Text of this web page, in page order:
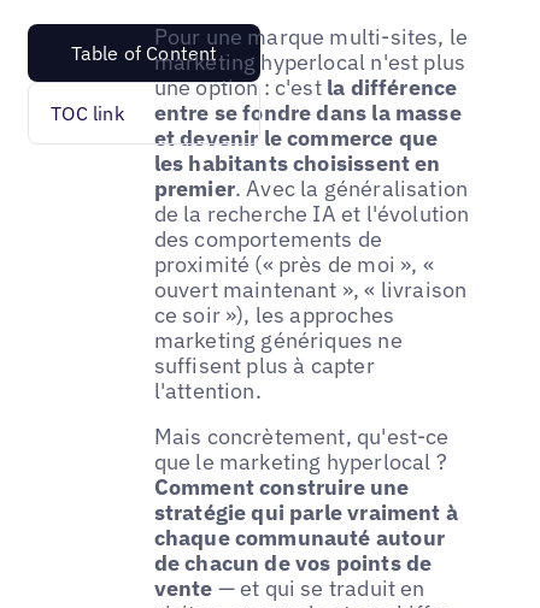
Table of Content
TOC link
Pour une marque multi-sites, le
marketing hyperlocal n'est plus
une option : c'est la différence
entre se fondre dans la masse
et devenir le commerce que
les habitants choisissent en
premier. Avec la généralisation
de la recherche IA et l'évolution
des comportements de
proximité (« près de moi », «
ouvert maintenant », « livraison
ce soir »), les approches
marketing génériques ne
suffisent plus à capter
l'attention.
Mais concrètement, qu'est-ce
que le marketing hyperlocal ?
Comment construire une
stratégie qui parle vraiment à
chaque communauté autour
de chacun de vos points de
vente — et qui se traduit en